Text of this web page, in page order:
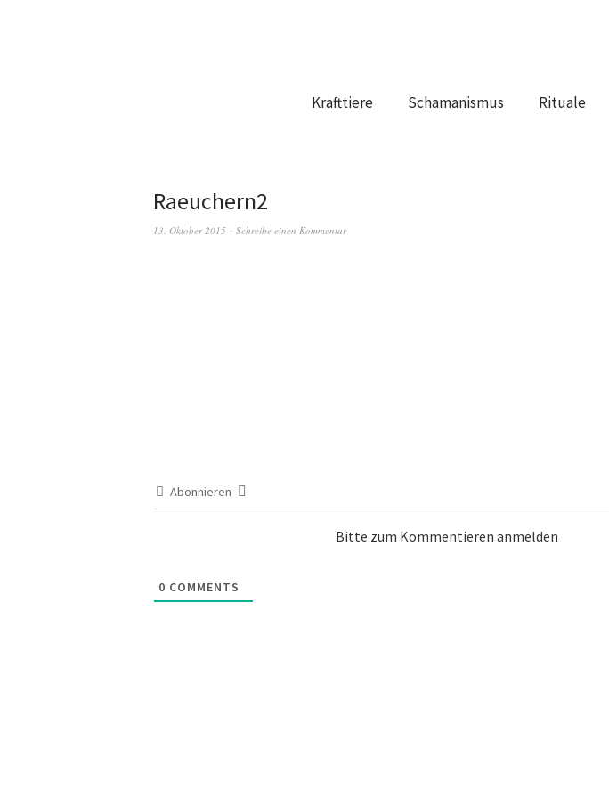
Krafttiere Schamanismus Rituale
Raeuchern2
13. Oktober 2015 Schreibe einen Kommentar
Abonnieren
Bitte zum Kommentieren anmelden
0 COMMENTS